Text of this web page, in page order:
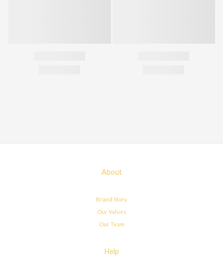
About
Brand Story
Our Values
Our Team
Help